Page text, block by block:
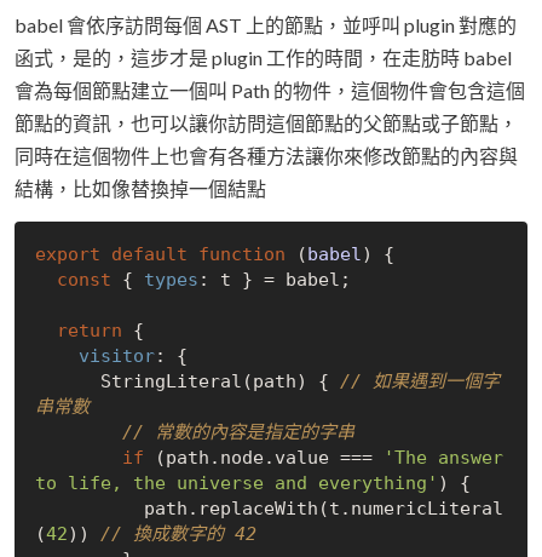
babel 會依序訪問每個 AST 上的節點，並呼叫 plugin 對應的
函式，是的，這步才是 plugin 工作的時間，在走肪時 babel
會為每個節點建立一個叫 Path 的物件，這個物件會包含這個
節點的資訊，也可以讓你訪問這個節點的父節點或子節點，
同時在這個物件上也會有各種方法讓你來修改節點的內容與
結構，比如像替換掉一個結點
export default function (babel) {
const { types : t } = babel;
return {
visitor: {
      StringLiteral(path) {
// 如果遇到一個字
串常數
// 常數的內容是指定的字串
if (path.node.value ===
'The answer
to life, the universe and everything' ) {
(42)) // 換成數字的 42